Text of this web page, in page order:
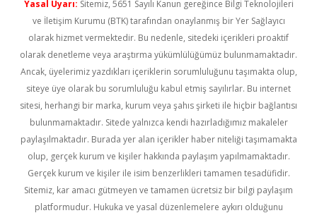
Yasal Uyarı: Sitemiz, 5651 Sayılı Kanun gereğince Bilgi Teknolojileri
ve İletişim Kurumu (BTK) tarafından onaylanmış bir Yer Sağlayıcı
olarak hizmet vermektedir. Bu nedenle, sitedeki içerikleri proaktif
olarak denetleme veya araştırma yükümlülüğümüz bulunmamaktadır.
Ancak, üyelerimiz yazdıkları içeriklerin sorumluluğunu taşımakta olup,
siteye üye olarak bu sorumluluğu kabul etmiş sayılırlar. Bu internet
sitesi, herhangi bir marka, kurum veya şahıs şirketi ile hiçbir bağlantısı
bulunmamaktadır. Sitede yalnızca kendi hazırladığımız makaleler
paylaşılmaktadır. Burada yer alan içerikler haber niteliği taşımamakta
olup, gerçek kurum ve kişiler hakkında paylaşım yapılmamaktadır.
Gerçek kurum ve kişiler ile isim benzerlikleri tamamen tesadüfidir.
Sitemiz, kar amacı gütmeyen ve tamamen ücretsiz bir bilgi paylaşım
platformudur. Hukuka ve yasal düzenlemelere aykırı olduğunu